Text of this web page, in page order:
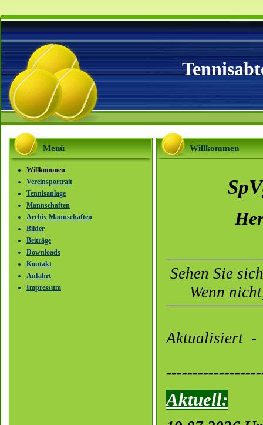
Menü
Willkommen
Vereinsportrait
Tennisanlage
Mannschaften
Archiv Mannschaften
Bilder
Beiträge
Downloads
Kontakt
Anfahrt
Impressum
Willkommen
Sehen Sie
Wenn
Aktualisiert -
Aktuell: